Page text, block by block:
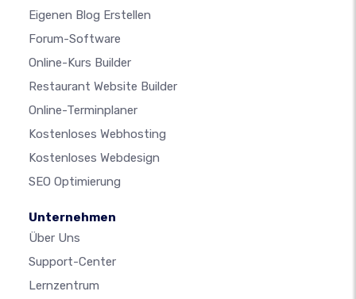
Eigenen Blog Erstellen
Forum-Software
Online-Kurs Builder
Restaurant Website Builder
Online-Terminplaner
Kostenloses Webhosting
Kostenloses Webdesign
SEO Optimierung
Unternehmen
Über Uns
Support-Center
Lernzentrum